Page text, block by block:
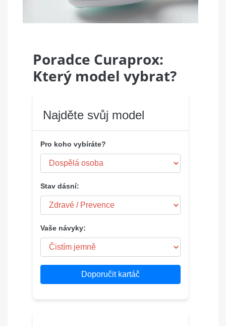
Poradce Curaprox:
Který model vybrat?
Najděte svůj model
Pro koho vybíráte?
Stav dásní:
Vaše návyky:
Doporučit kartáč